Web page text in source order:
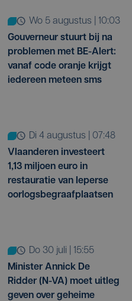
wo 5 augustus | 10:03
Gouverneur stuurt bij na
problemen met BE-Alert:
vanaf code oranje krijgt
iedereen meteen sms
di 4 augustus | 07:48
Vlaanderen investeert
1,13 miljoen euro in
restauratie van Ieperse
oorlogsbegraafplaatsen
do 30 juli | 15:55
Minister Annick De
Ridder (N-VA) moet uitleg
geven over geheime